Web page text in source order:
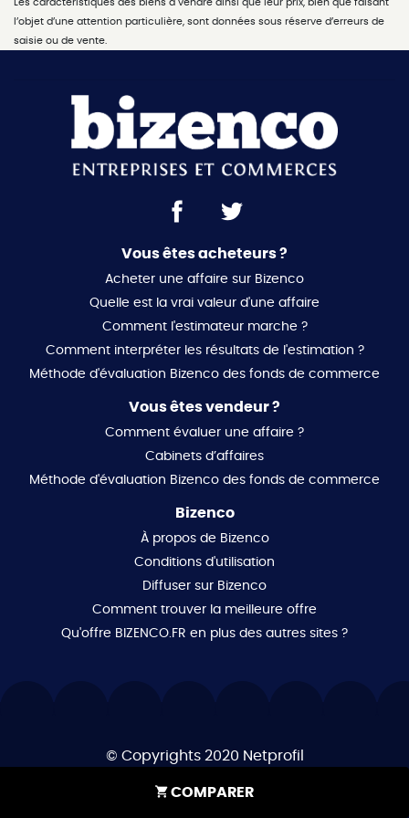
rentable avec une solide base clientèle.
Les caractéristiques des biens à vendre ainsi que leur prix, bien que faisant
l’objet d’une attention particulière, sont données sous réserve d’erreurs de
saisie ou de vente.
Vous êtes acheteurs ?
Acheter une affaire sur Bizenco
Quelle est la vrai valeur d'une affaire
Comment l'estimateur marche ?
Comment interpréter les résultats de l'estimation ?
Méthode d'évaluation Bizenco des fonds de commerce
Vous êtes vendeur ?
Comment évaluer une affaire ?
Cabinets d’affaires
Méthode d'évaluation Bizenco des fonds de commerce
Bizenco
À propos de Bizenco
Conditions d'utilisation
Diffuser sur Bizenco
Comment trouver la meilleure offre
Qu'offre BIZENCO.FR en plus des autres sites ?
© Copyrights 2020 Netprofil
COMPARER